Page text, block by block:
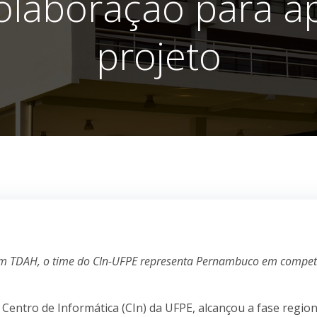
projeto
o time do CIn-UFPE representa Pernambuco em
de Informática (CIn) da UFPE, alcançou a fase